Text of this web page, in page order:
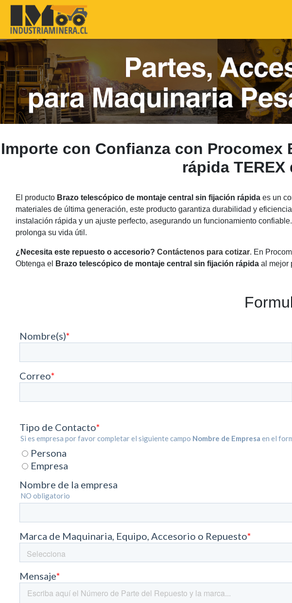
Importe con Confianza con
rápida
El producto Brazo telescópico de montaje central sin fijación rápida es un
materiales de última generación, este producto garantiza durabilidad y
instalación rápida y un ajuste perfecto, asegurando un funcionamiento
prolonga su vida útil.
¿Necesita este repuesto o accesorio? Contáctenos para cotizar. En
Obtenga el
Brazo telescópico de montaje central sin fijación rápida al mejor